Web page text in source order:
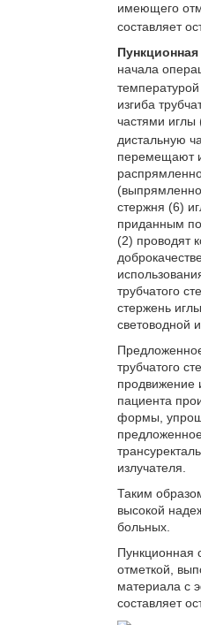
имеющего
составляет
начала
изгиба
частями иглы
дистальную
перемещают
стержня (6)
приданным
(2) проводят
трубчатого
стержень
световодной
трубчатого
продвижение
пациента
формы,
излучателя.
Таким
высокой
больных.
Пункционная
отметкой,
материала с
составляет